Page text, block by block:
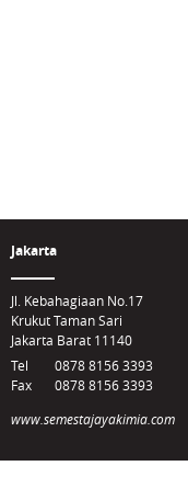
Jakarta
Jl. Kebahagiaan No.17
Krukut Taman Sari
Jakarta Barat 11140
Tel
0878 8156 3393
Fax
0878 8156 3393
www.semestajayakimia.com